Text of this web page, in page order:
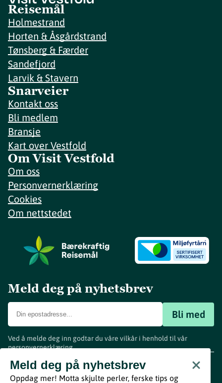
Reisemål
Holmestrand
Horten & Åsgårdstrand
Tønsberg & Færder
Sandefjord
Larvik & Stavern
Snarveier
Kontakt oss
Bli medlem
Bransje
Kart over Vestfold
Om Visit Vestfold
Om oss
Personvernerklæring
Cookies
Om nettstedet
Meld deg på nyhetsbrev
Bli med
Ved å melde deg inn godtar du våre vilkår i henhold til vår
personvernerklæring.
Meld deg på nyhetsbrev
Oppdag mer! Motta skjulte perler, ferske tips og
www.visitvestfold.com
Turistinformasjon